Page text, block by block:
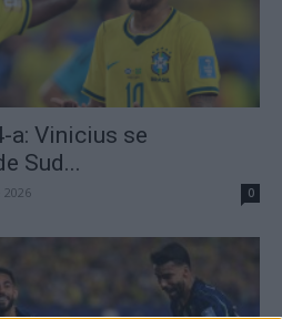
a: Vinicius se
Sud...
0